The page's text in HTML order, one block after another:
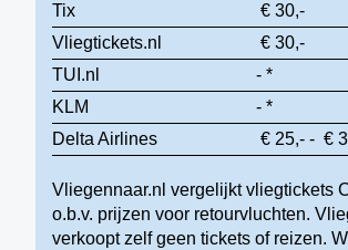
Tix
€ 30,-
Vliegtickets.nl
€ 30,-
TUI.nl
- *
KLM
- *
Delta Airlines
€ 25,- - €
Vliegennaar.nl vergelijkt vliegtickets
o.b.v. prijzen voor retourvluchten.
verkoopt zelf geen tickets of reizen.